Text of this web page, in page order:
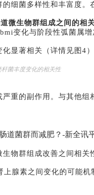
细菌多样性和丰富度
微生物群组成之间的相
变化与阶段性弧菌属
显著相关（详情见图4
菌丰度变化的相关性
重的副作用。与其他
道菌群而减肥？-新全讯
物群组成改善之间相关
上腺素之间变化的可能